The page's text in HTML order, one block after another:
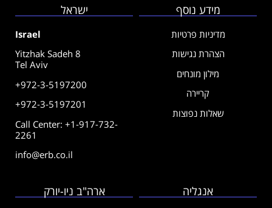
מידע נוסף
מדיניות פרטיות
הצהרת נגישות
מילון מונחים
קריירה
שאלות נפוצות
ישראל
Israel
Yitzhak Sadeh 8
Tel Aviv
+972-3-5197200
+972-3-5197201
Call Center: +1-917-732-
2261
info@erb.co.il
אנגליה ארה"ב ניו-יורק